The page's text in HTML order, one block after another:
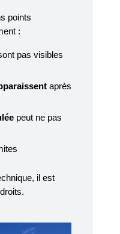
points
:
pas visibles
après
peut ne pas
il est